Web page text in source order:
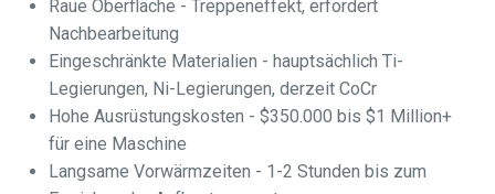
Raue Oberfläche - Treppeneffekt, erfordert
Nachbearbeitung
Eingeschränkte Materialien - hauptsächlich Ti-
Legierungen, Ni-Legierungen, derzeit CoCr
Hohe Ausrüstungskosten - $350.000 bis $1 Million+
für eine Maschine
Langsame Vorwärmzeiten - 1-2 Stunden bis zum